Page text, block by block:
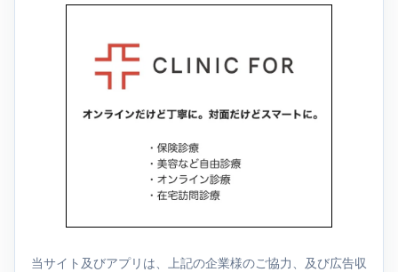
当サイト及びアプリは、上記の企業様のご協力、及び広告収